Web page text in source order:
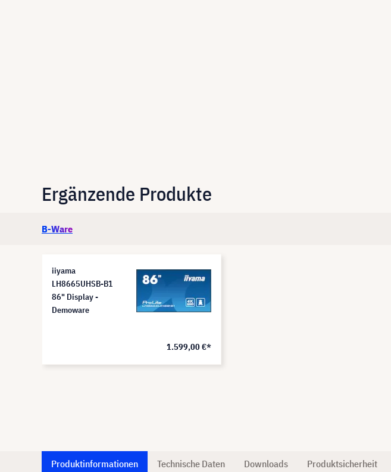
Ergänzende Produkte
B-Ware
iiyama
LH8665UHSB-B1
86" Display -
Demoware
1.599,00 €*
Produktinformationen Technische Daten Downloads Produktsicherheit